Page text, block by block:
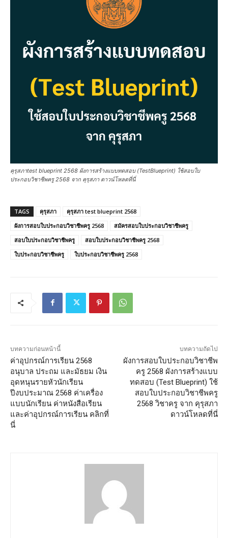
คุรุสภาtest blueprint 2568 ผังการสร้างแบบทดสอบ (TestBlueprint) ใช้สอบใบ
ประกอบวิชาชีพครู 2568 จาก คุรุสภา ดาวน์โหลดที่นี่
TAGS คุรุสภา
คุรุสภา test blueprint 2568
ผังการสอบใบประกอบวิชาชีพครู 2568
สมัครสอบใบประกอบวิชาชีพครู
สอบใบประกอบวิชาชีพครู
สอบใบประกอบวิชาชีพครู 2568
ใบประกอบวิชาชีพครู
ใบประกอบวิชาชีพครู 2568
บทความก่อนหน้านี้
ค่าอุปกรณ์การเรียน 2568
อนุบาล ประถม และมัธยม เงิน
อุดหนุนรายหัวนักเรียน
ปีงบประมาณ 2568 ค่าเครื่อง
แบบนักเรียน ค่าหนังสือเรียน
และค่าอุปกรณ์การเรียน คลิกที่
นี่
บทความถัดไป
ผังการสอบใบประกอบวิชาชีพ
ครู 2568 ผังการสร้างแบบ
ทดสอบ (Test Blueprint) ใช้
สอบใบประกอบวิชาชีพครู
2568 วิชาครู จาก คุรุสภา
ดาวน์โหลดที่นี่